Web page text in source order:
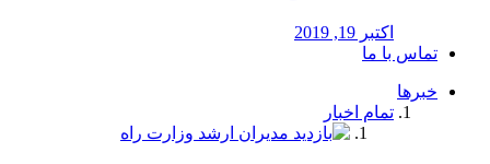
اکتبر 19, 2019
تماس با ما
خبرها
تمام اخبار